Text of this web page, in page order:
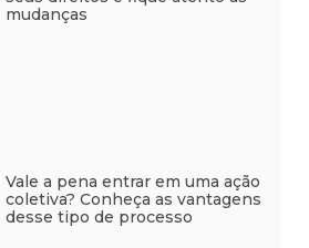
mudanças
Vale a pena entrar em uma ação
coletiva? Conheça as vantagens
desse tipo de processo